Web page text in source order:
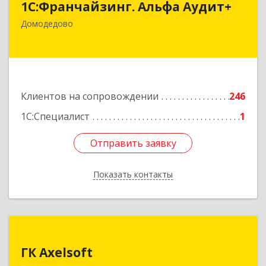
1С:Франчайзинг. Альфа Аудит+
Домодедово
Клиентов на сопровождении
246
1С:Специалист
1
Отправить заявку
Показать контакты
142001, Московская обл, Домодедово г,
Северный мкр, Каширское ш, дом № 7, оф.41
Подробнее
Отправить заявку
Назад
ГК Axelsoft